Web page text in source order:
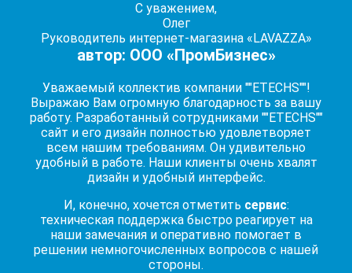
С уважением,
Олег
Руководитель интернет-магазина «LAVAZZA»
автор: ООО «ПромБизнес»
Уважаемый коллектив компании ""ETECHS""!
Выражаю Вам огромную благодарность за вашу
работу. Разработанный сотрудниками ""ETECHS""
сайт и его дизайн полностью удовлетворяет
всем нашим требованиям. Он удивительно
удобный в работе. Наши клиенты очень хвалят
дизайн и удобный интерфейс.
И, конечно, хочется отметить сервис:
техническая поддержка быстро реагирует на
наши замечания и оперативно помогает в
решении немногочисленных вопросов с нашей
стороны.